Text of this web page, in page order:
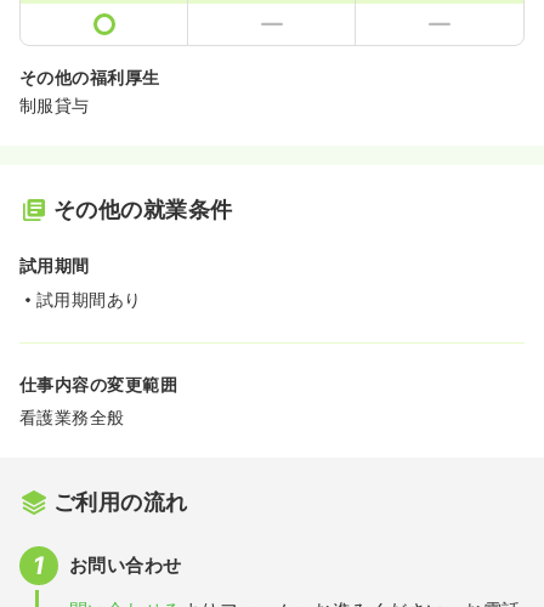
その他の福利厚生
制服貸与
その他の就業条件
試用期間
試用期間あり
仕事内容の変更範囲
看護業務全般
ご利用の流れ
お問い合わせ